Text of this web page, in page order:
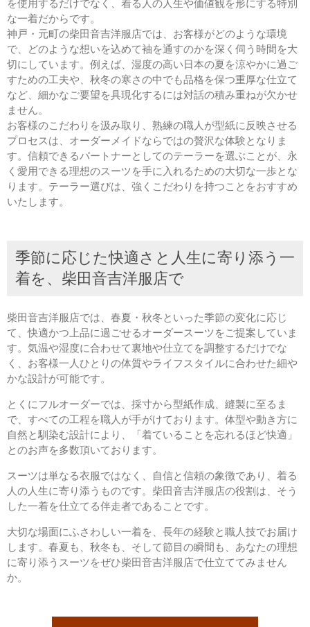
を使用するだけでなく、着る人の人生や価値観を形にする特別
な一着だからです。
神戸・元町の柴田音吉洋服店では、お客様がどのような環境
で、どのような想いを込めて袖を通すのかを深く伺う時間を大
切にしています。例えば、湿度の高い日本の夏を涼やかに過ご
すための工夫や、秋冬の寒さの中でも品格を保つ重厚な仕立て
など、細かなご要望を具現化するには対話の積み重ねが欠かせ
ません。
お客様のこだわりを汲み取り、熟練の職人が型紙に反映させる
プロセスは、オーダーメイドならではの贅沢な体験となりま
す。信頼できるパートナーとしてのテーラーを選ぶことが、永
く愛用できる理想のスーツを手に入れるための大切な一歩とな
ります。テーラー選びは、強くこだわりを持つことをおすすめ
いたします。
季節に応じた快適さと人生に寄り添う一
着を、柴田音吉洋服店で
柴田音吉洋服店では、春夏・秋冬といった季節の変化に応じ
て、快適かつ上品に過ごせるオーダースーツをご提案していま
す。気温や湿度に合わせて裏地や仕立てを調整するだけでな
く、お客様一人ひとりの体質やライフスタイルに合わせた細や
かな設計が可能です。
とくにフルオーダーでは、採寸から型紙作成、縫製に至るま
で、すべての工程を職人が手がけております。体型や動き方に
自然と馴染む設計により、「着ていることを忘れるほど快適」
とのお声を多数頂いております。
スーツは単なる衣服ではなく、自信と信頼の象徴であり、着る
人の人生に寄り添うものです。柴田音吉洋服店の役割は、そう
した一着を仕立てる伴走者であることです。
大切な場面にふさわしい一着を、長年の経験と職人技でお届け
します。春夏も、秋冬も、そして節目の瞬間も、あなたの理想
に寄り添うスーツをぜひ柴田音吉洋服店で仕立ててみません
か。